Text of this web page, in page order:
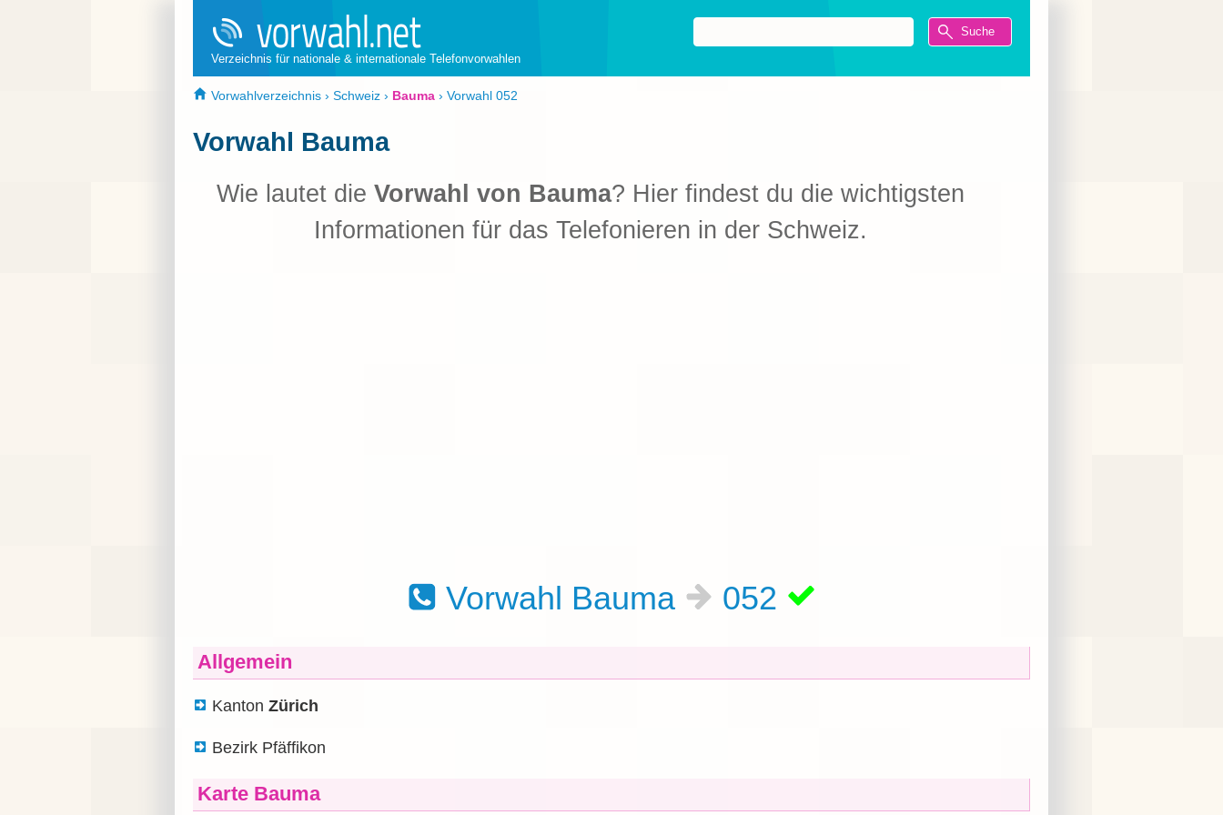
Verzeichnis für nationale & internationale Telefonvorwahlen
Vorwahlverzeichnis › Schweiz › Bauma › Vorwahl 052
Vorwahl Bauma
Wie lautet die Vorwahl von Bauma? Hier findest du die wichtigsten
Informationen für das Telefonieren in der Schweiz.
Vorwahl Bauma 052
Allgemein
Kanton Zürich
Bezirk Pfäffikon
Karte Bauma